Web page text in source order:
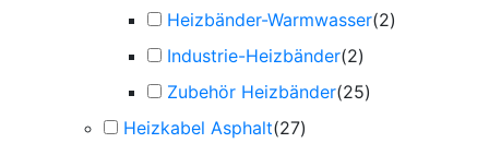
Heizbänder-Warmwasser(2)
Industrie-Heizbänder(2)
Zubehör Heizbänder(25)
Heizkabel Asphalt(27)